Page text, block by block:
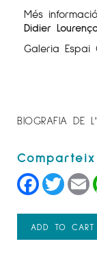
Més
Didier
Galeria Espai
BIOGRAFIA DE
Facebook
ADD TO CART